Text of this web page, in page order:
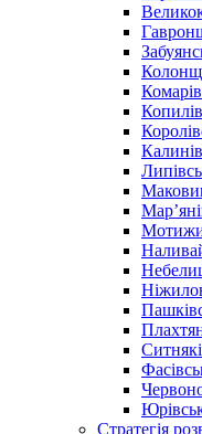
Стратегія